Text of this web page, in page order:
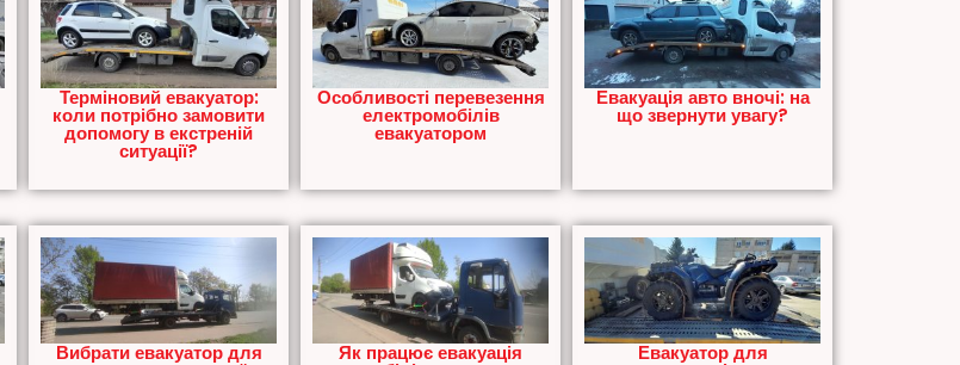
Терміновий евакуатор:
коли потрібно замовити
допомогу в екстреній
ситуації?
Особливості перевезення
електромобілів
евакуатором
Евакуація авто вночі: на
що звернути увагу?
Вибрати евакуатор для Як працює евакуація Евакуатор для